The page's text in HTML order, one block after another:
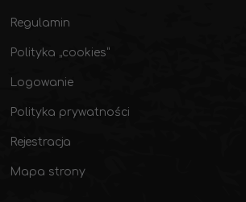
Regulamin
Polityka „cookies”
Logowanie
Polityka prywatności
Rejestracja
Mapa strony